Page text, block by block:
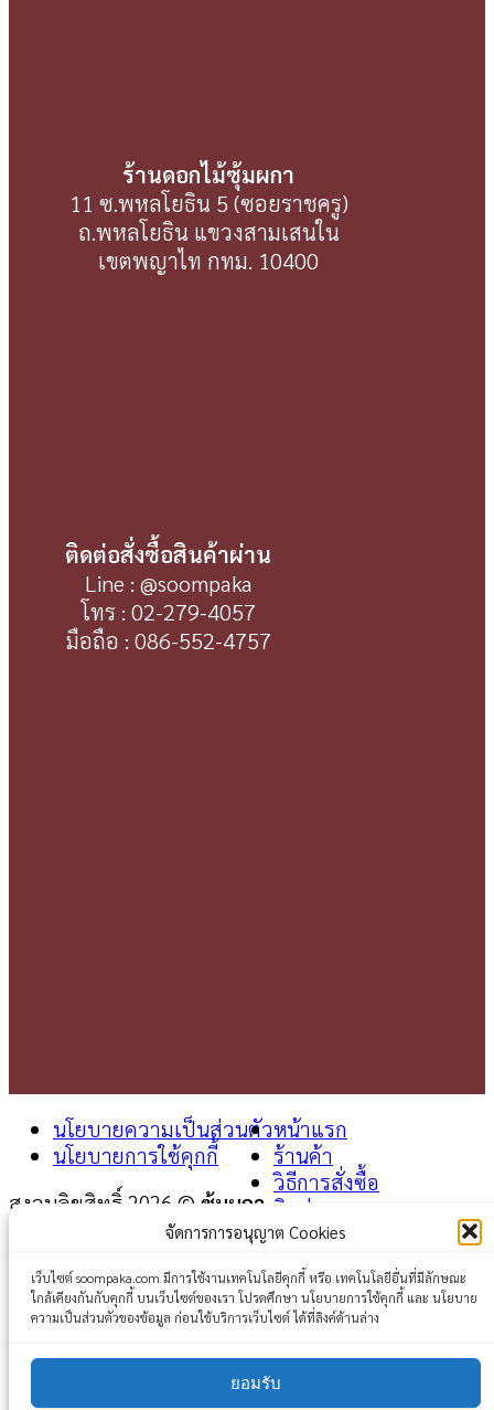
จัดการการอนุญาต Cookies
เว็บไซต์ soompaka.com มีการใช้งานเทคโนโลยีคุกกี้ หรือ เทคโนโลยีอื่นที่มีลักษณะ
ใกล้เคียงกันกับคุกกี้ บนเว็บไซต์ของเรา โปรดศึกษา นโยบายการใช้คุกกี้ และ นโยบาย
ความเป็นส่วนตัวของข้อมูล ก่อนใช้บริการเว็บไซต์ ได้ที่ลิงค์ด้านล่าง
ยอมรับ
ร้านดอกไม้ซุ้มผกา
11 ซ.พหลโยธิน 5 (ซอยราชครู)
ถ.พหลโยธิน แขวงสามเสนใน
เขตพญาไท กทม. 10400
ติดต่อสั่งซื้อสินค้าผ่าน
Line : @soompaka
โทร : 02-279-4057
มือถือ : 086-552-4757
นโยบายความเป็นส่วนตัว
นโยบายการใช้คุกกี้
สงวนลิขสิทธิ์ 2026 © ซุ้มผกา
หน้าแรก
ร้านค้า
วิธีการสั่งซื้อ
ติดต่อเรา
Login
Username or email address*
Password*